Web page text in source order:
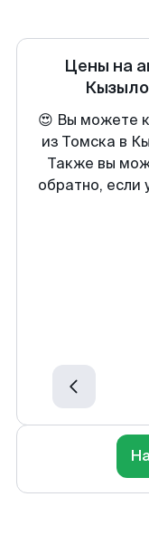
Цены на
😍 Вы можете
из Томска в
Также вы
обратно, если